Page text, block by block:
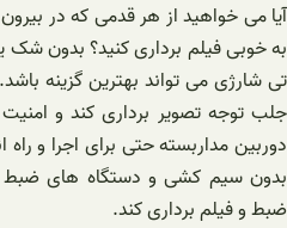
آیا می خواهید از هر قدمی که در بیرون
به خوبی فیلم برداری کنید؟ بدون
تی شارژی می تواند بهترین گزینه
جلب توجه تصویر برداری کند و
دوربین مداربسته حتی برای اجرا و راه
بدون سیم کشی و دستگاه های ضبط
ضبط و فیلم برداری کند.